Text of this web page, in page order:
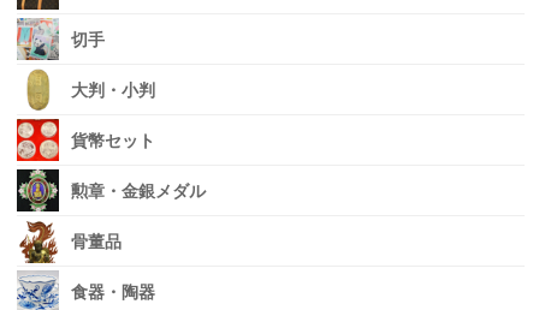
切手
大判・小判
貨幣セット
勲章・金銀メダル
骨董品
食器・陶器